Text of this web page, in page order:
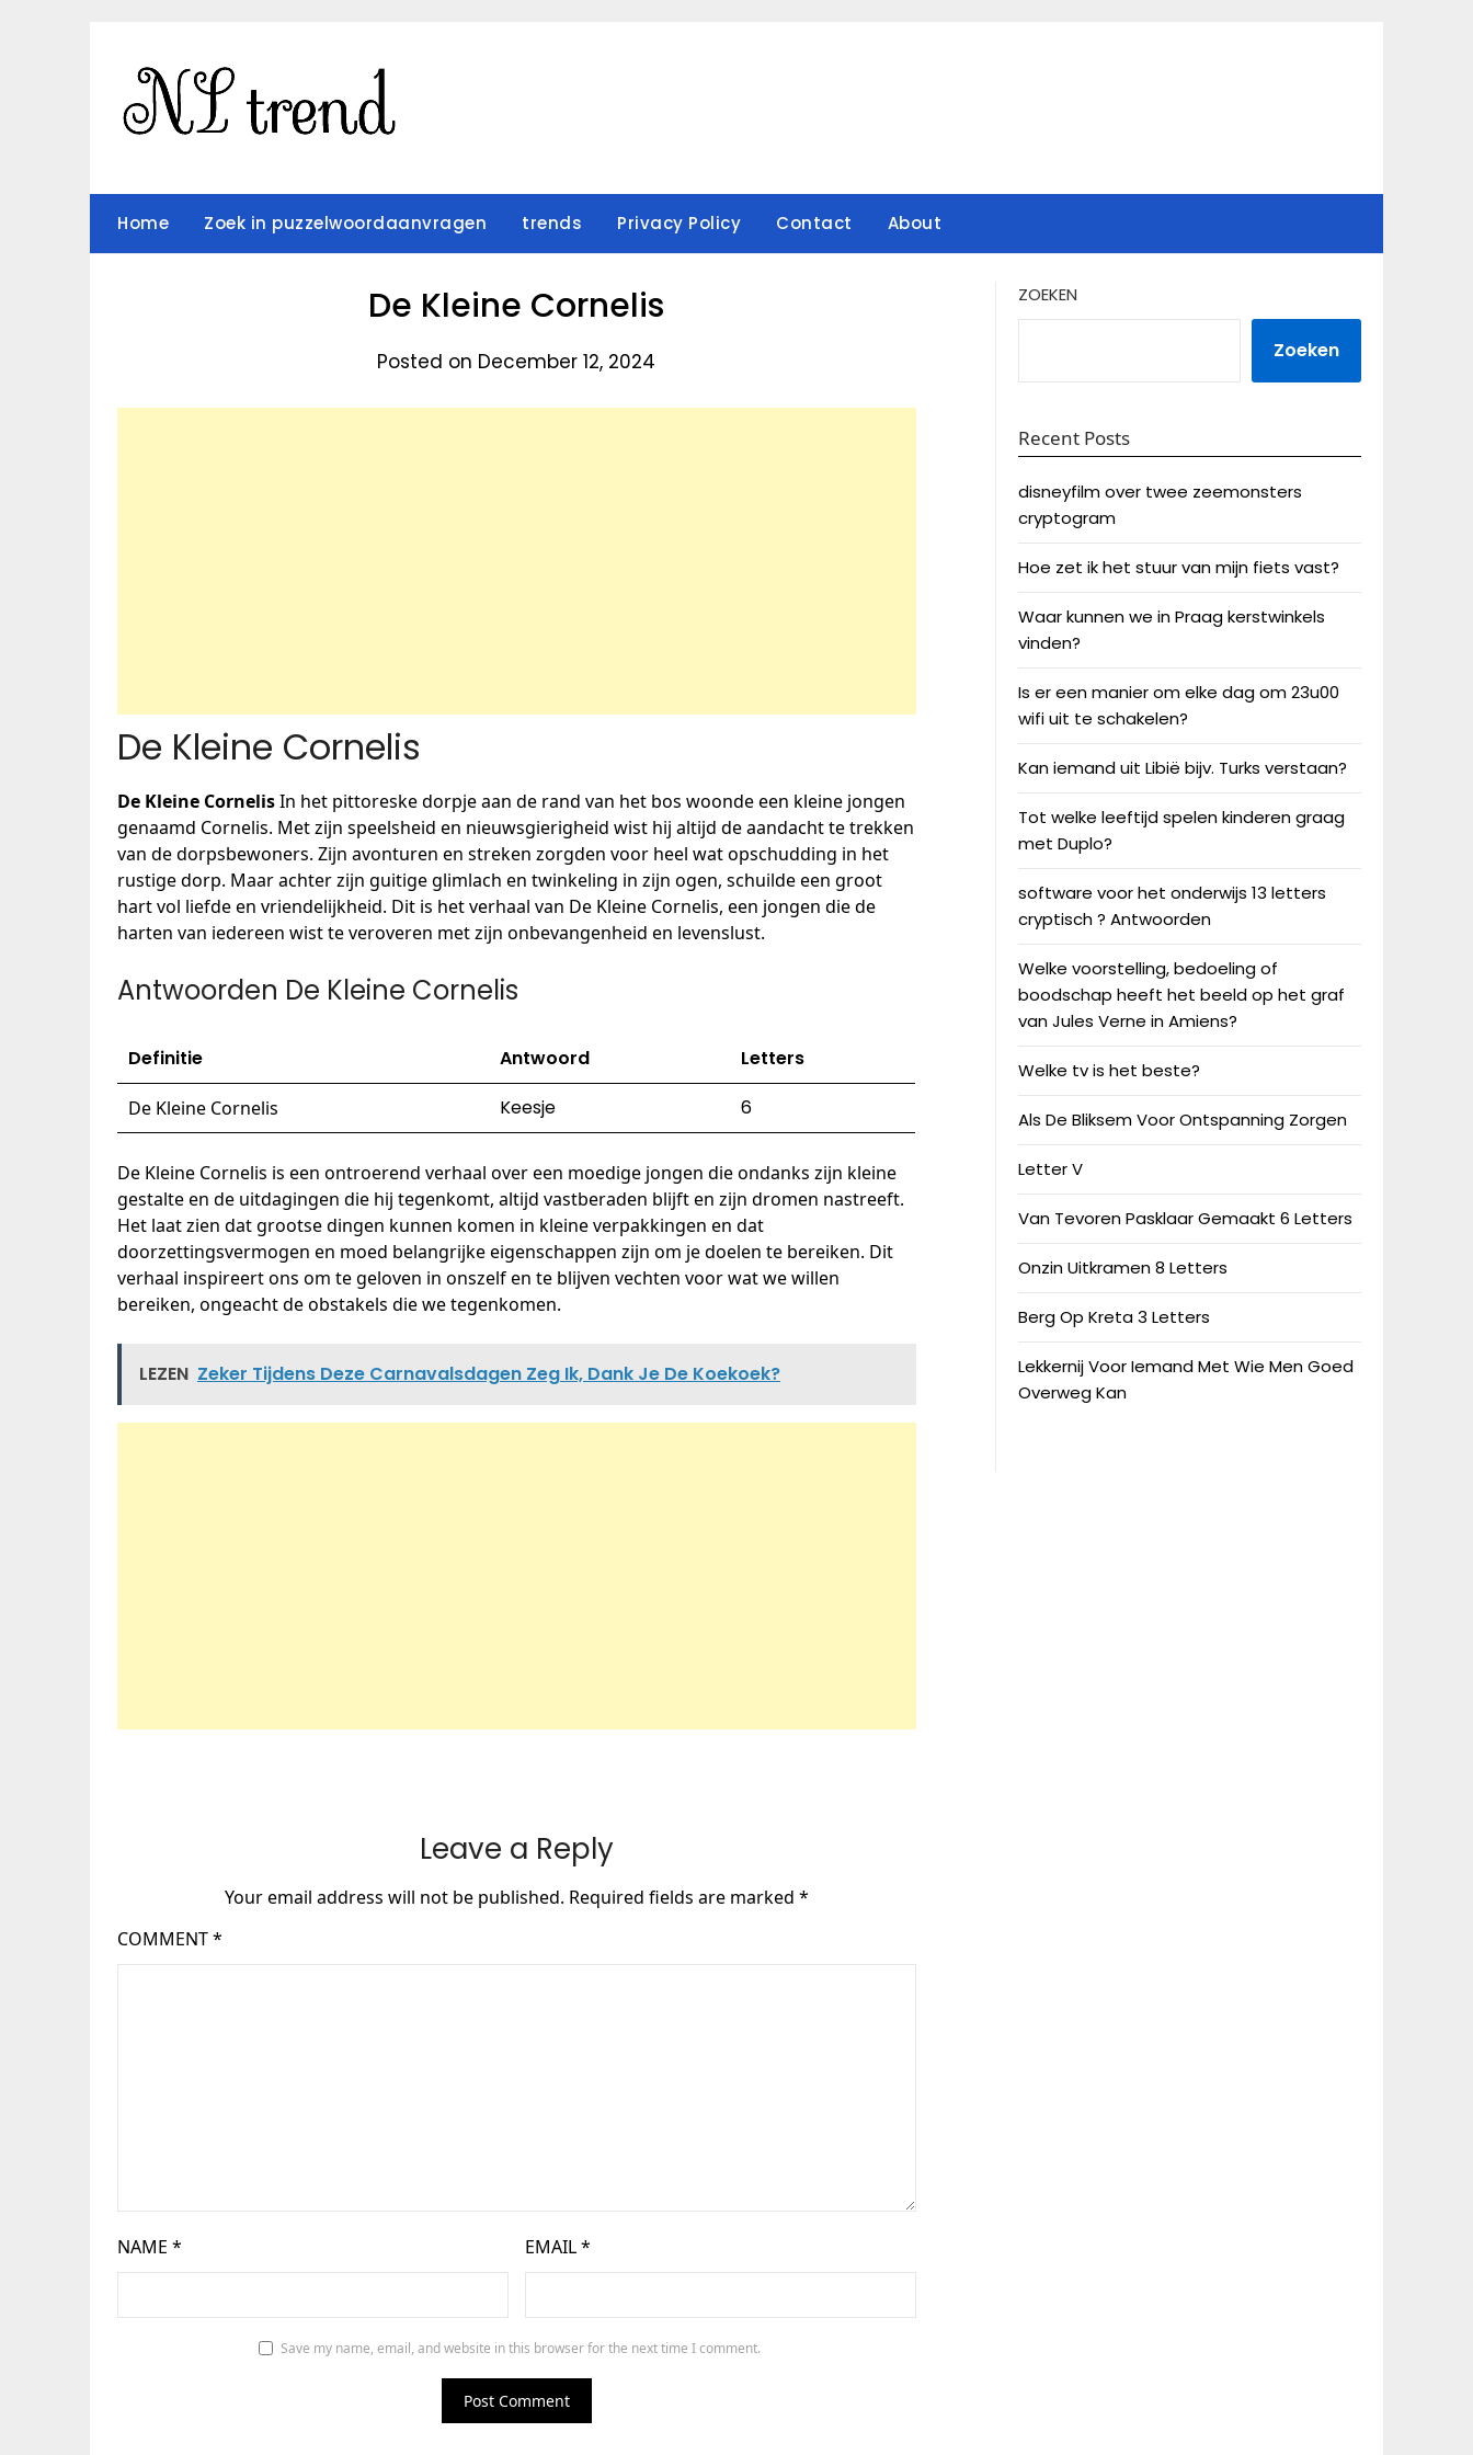
Home Zoek in puzzelwoordaanvragen trends Privacy Policy Contact About
De Kleine Cornelis
Posted on December 12, 2024
De Kleine Cornelis
De Kleine CornelisIn het pittoreske dorpje aan de rand van het bos woonde een kleine jongen
genaamd Cornelis. Met zijn speelsheid en nieuwsgierigheid wist hij altijd de aandacht te trekken
van de dorpsbewoners. Zijn avonturen en streken zorgden voor heel wat opschudding in het
rustige dorp. Maar achter zijn guitige glimlach en twinkeling in zijn ogen, schuilde een groot
hart vol liefde en vriendelijkheid. Dit is het verhaal van De Kleine Cornelis, een jongen die de
harten van iedereen wist te veroveren met zijn onbevangenheid en levenslust.
Antwoorden De Kleine Cornelis
Definitie Antwoord Letters
De Kleine Cornelis Keesje 6
De Kleine Cornelis is een ontroerend verhaal over een moedige jongen die ondanks zijn kleine
gestalte en de uitdagingen die hij tegenkomt, altijd vastberaden blijft en zijn dromen nastreeft.
Het laat zien dat grootse dingen kunnen komen in kleine verpakkingen en dat
doorzettingsvermogen en moed belangrijke eigenschappen zijn om je doelen te bereiken. Dit
verhaal inspireert ons om te geloven in onszelf en te blijven vechten voor wat we willen
bereiken, ongeacht de obstakels die we tegenkomen.
LEZEN Zeker Tijdens Deze Carnavalsdagen Zeg Ik, Dank Je De Koekoek?
Leave a Reply
Your email address will not be published. Required fields are marked *
COMMENT*
NAME * EMAIL*
Save my name, email, and website in this browser for the next time I comment.
ZOEKEN
Zoeken
Recent Posts
disneyfilm over twee zeemonsters
cryptogram
Hoe zet ik het stuur van mijn fiets vast?
Waar kunnen we in Praag kerstwinkels
vinden?
Is er een manier om elke dag om 23u00
wifi uit te schakelen?
Kan iemand uit Libië bijv. Turks verstaan?
Tot welke leeftijd spelen kinderen graag
met Duplo?
software voor het onderwijs 13 letters
cryptisch ? Antwoorden
Welke voorstelling, bedoeling of
boodschap heeft het beeld op het graf
van Jules Verne in Amiens?
Welke tv is het beste?
Als De Bliksem Voor Ontspanning Zorgen
Letter V
Van Tevoren Pasklaar Gemaakt 6 Letters
Onzin Uitkramen 8 Letters
Berg Op Kreta 3 Letters
Lekkernij Voor Iemand Met Wie Men Goed
Overweg Kan